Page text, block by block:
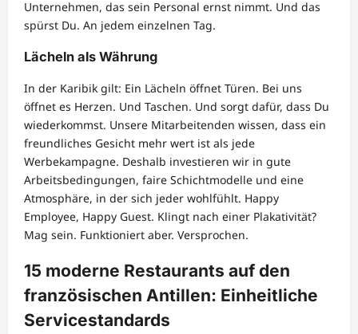
Unternehmen, das sein Personal ernst nimmt. Und das
spürst Du. An jedem einzelnen Tag.
Lächeln als Währung
In der Karibik gilt: Ein Lächeln öffnet Türen. Bei uns
öffnet es Herzen. Und Taschen. Und sorgt dafür, dass Du
wiederkommst. Unsere Mitarbeitenden wissen, dass ein
freundliches Gesicht mehr wert ist als jede
Werbekampagne. Deshalb investieren wir in gute
Arbeitsbedingungen, faire Schichtmodelle und eine
Atmosphäre, in der sich jeder wohlfühlt. Happy
Employee, Happy Guest. Klingt nach einer Plakativität?
Mag sein. Funktioniert aber. Versprochen.
15 moderne Restaurants auf den
französischen Antillen: Einheitliche
Servicestandards